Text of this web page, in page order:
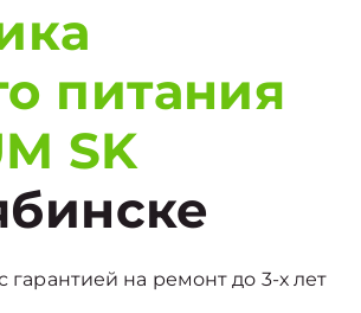
питания
SK
на ремонт до 3-х лет